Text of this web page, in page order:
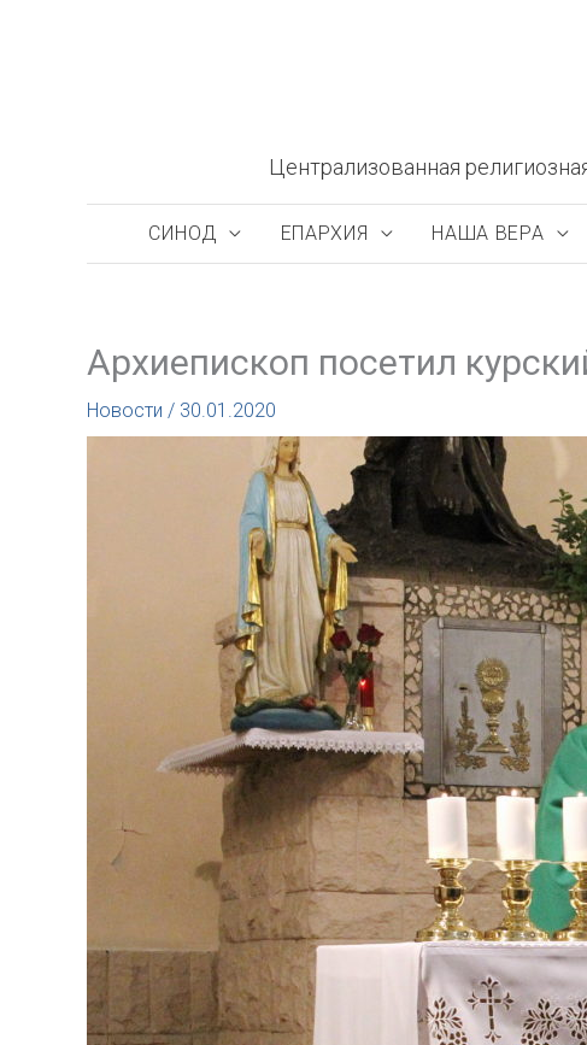
Централизованная
СИНОД ЕПАРХИЯ НАША ВЕРА
Архиепископ посетил
Новости / 30.01.2020